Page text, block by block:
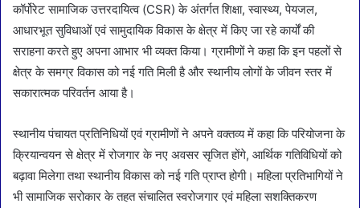
कॉर्पोरेट सामाजिक उत्तरदायित्व (CSR) के अंतर्गत शिक्षा, स्वास्थ्य, पेयजल,
आधारभूत सुविधाओं एवं सामुदायिक विकास के क्षेत्र में किए जा रहे कार्यों की
सराहना करते हुए अपना आभार भी व्यक्त किया। ग्रामीणों ने कहा कि इन पहलों से
क्षेत्र के समग्र विकास को नई गति मिली है और स्थानीय लोगों के जीवन स्तर में
सकारात्मक परिवर्तन आया है।
स्थानीय पंचायत प्रतिनिधियों एवं ग्रामीणों ने अपने वक्तव्य में कहा कि परियोजना के
क्रियान्वयन से क्षेत्र में रोजगार के नए अवसर सृजित होंगे, आर्थिक गतिविधियों को
बढ़ावा मिलेगा तथा स्थानीय विकास को नई गति प्राप्त होगी। महिला प्रतिभागियों ने
भी सामाजिक सरोकार के तहत संचालित स्वरोजगार एवं महिला सशक्तिकरण